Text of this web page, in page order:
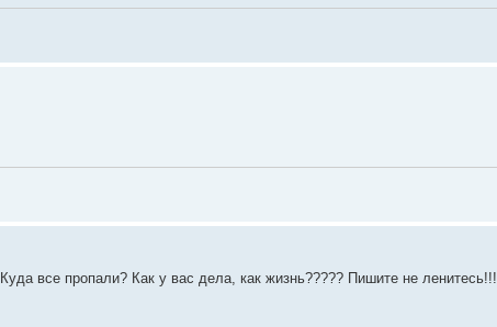
Куда все пропали? Как у вас дела, как жизнь????? Пишите не ленитесь!!!